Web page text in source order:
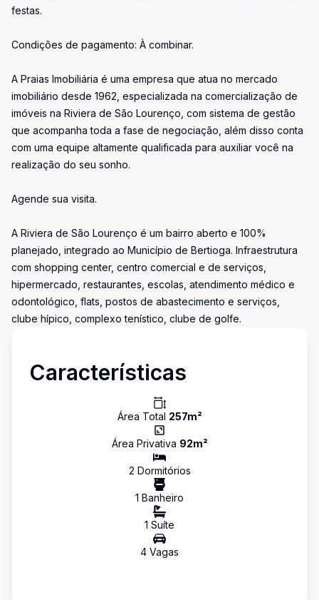
festas.
Condições de pagamento: À combinar.
A Praias Imobiliária é uma empresa que atua no mercado
imobiliário desde 1962, especializada na comercialização de
imóveis na Riviera de São Lourenço, com sistema de gestão
que acompanha toda a fase de negociação, além disso conta
com uma equipe altamente qualificada para auxiliar você na
realização do seu sonho.
Agende sua visita.
A Riviera de São Lourenço é um bairro aberto e 100%
planejado, integrado ao Município de Bertioga. Infraestrutura
com shopping center, centro comercial e de serviços,
hipermercado, restaurantes, escolas, atendimento médico e
odontológico, flats, postos de abastecimento e serviços,
clube hípico, complexo tenístico, clube de golfe.
Características
Área Total 257m²
Área Privativa 92m²
2 Dormitórios
1 Banheiro
1 Suíte
4 Vagas